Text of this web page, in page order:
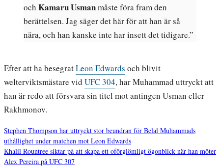
och Kamaru Usmanmåste föra fram den
berättelsen. Jag säger det här för att han är så
nära, och han kanske inte har insett det tidigare.”
Efter att ha besegratLeon Edwards och blivit
welterviktsmästare vid UFC 304, har Muhammad uttryckt att
han är redo att försvara sin titel mot antingen Usman eller
Rakhmonov.
Inläggsnavigering
Stephen Thompson har uttryckt stor beundran för Belal Muhammads
uthållighet under matchen mot Leon Edwards
Khalil Rountree siktar på att skapa ett oförglömligt ögonblick när han möter
Alex Pereira på UFC 307